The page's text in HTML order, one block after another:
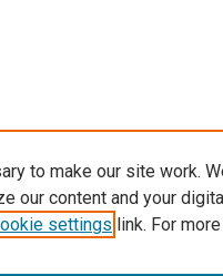
to make our site work.
our content and your
settings link. For